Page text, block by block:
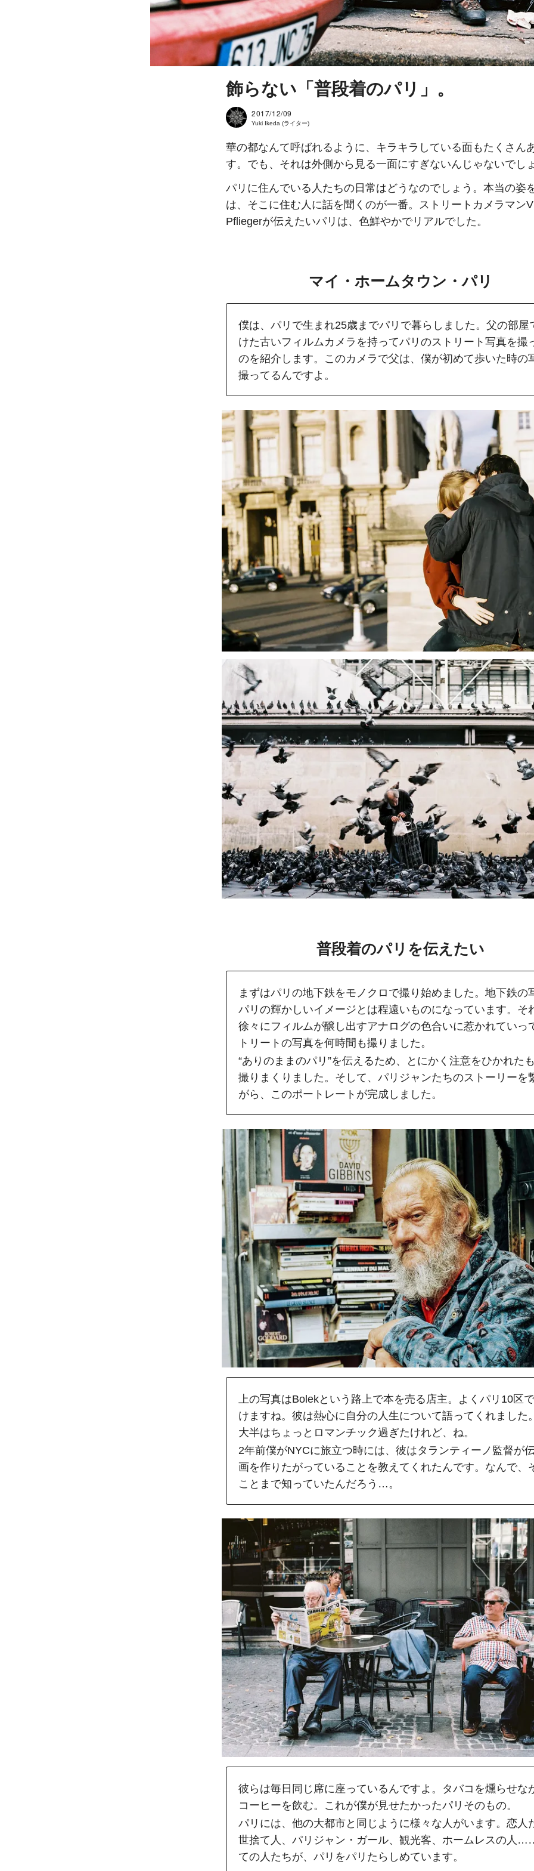
飾らない「普段着のパリ」。
2017/12/09
Yuki Ikeda (ライター)
華の都なんて呼ばれるように、キラキラしている面もたくさん
す。でも、それは外側から見る一面にすぎないんじゃないでし
パリに住んでいる人たちの日常はどうなのでしょう。本当の姿
は、そこに住む人に話を聞くのが一番。ストリートカメラマン
Pfliegerが伝えたいパリは、色鮮やかでリアルでした。
マイ・ホームタウン・パリ
僕は、パリで生まれ25歳までパリで暮らしました。父の部屋
けた古いフィルムカメラを持ってパリのストリート写真を撮
のを紹介します。このカメラで父は、僕が初めて歩いた時の
撮ってるんですよ。
普段着のパリを伝えたい
まずはパリの地下鉄をモノクロで撮り始めました。地下鉄の
パリの輝かしいイメージとは程遠いものになっています。そ
徐々にフィルムが醸し出すアナログの色合いに惹かれていっ
トリートの写真を何時間も撮りました。
“ありのままのパリ”を伝えるため、とにかく注意をひかれた
撮りまくりました。そして、パリジャンたちのストーリーを
がら、このポートレートが完成しました。
上の写真はBolekという路上で本を売る店主。よくパリ10区
けますね。彼は熱心に自分の人生について語ってくれました
大半はちょっとロマンチック過ぎたけれど、ね。
2年前僕がNYCに旅立つ時には、彼はタランティーノ監督が
画を作りたがっていることを教えてくれたんです。なんで、
ことまで知っていたんだろう…。
彼らは毎日同じ席に座っているんですよ。タバコを燻らせな
コーヒーを飲む。これが僕が見せたかったパリそのもの。
パリには、他の大都市と同じように様々な人がいます。恋人
世捨て人、パリジャン・ガール、観光客、ホームレスの人
ての人たちが、パリをパリたらしめています。